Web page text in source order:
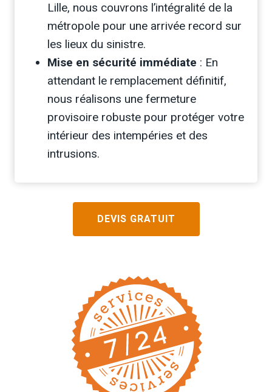
Lille, nous couvrons l’intégralité de la
métropole pour une arrivée record sur
les lieux du sinistre.
Mise en sécurité immédiate : En
attendant le remplacement définitif,
nous réalisons une fermeture
provisoire robuste pour protéger votre
intérieur des intempéries et des
intrusions.
DEVIS GRATUIT